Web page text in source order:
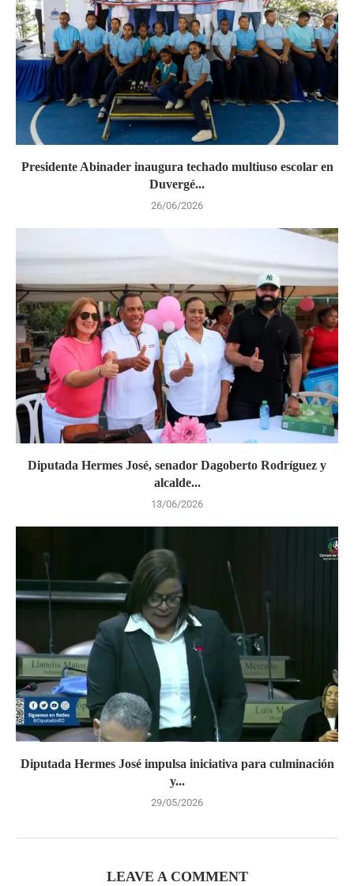
Presidente Abinader inaugura techado multiuso escolar en
Duvergé...
26/06/2026
Diputada Hermes José, senador Dagoberto Rodríguez y
alcalde...
13/06/2026
Diputada Hermes José impulsa iniciativa para culminación
y...
29/05/2026
LEAVE A COMMENT